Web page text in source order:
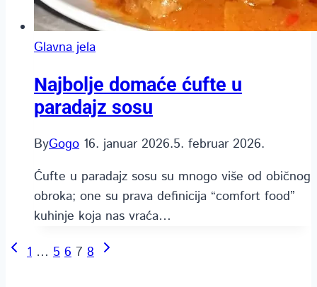
Glavna jela
Najbolje domaće ćufte u
paradajz sosu
ByGogo 16. januar 2026.5. februar 2026.
Ćufte u paradajz sosu su mnogo više od običnog
obroka; one su prava definicija “comfort food”
kuhinje koja nas vraća…
Page
Previous
1 … 5 6 7 8 Next